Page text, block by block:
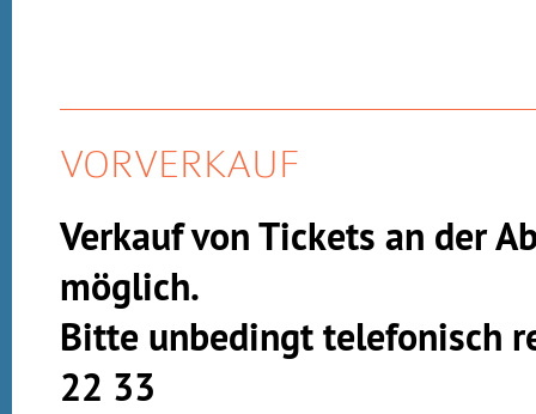
VORVERKAUF
Verkauf von Tickets an der
möglich.
Bitte unbedingt telefonisch
22 33